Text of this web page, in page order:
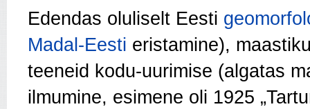
Edendas oluliselt Eesti
Madal-Eesti eristamine),
teeneid kodu-uurimise (algatas
ilmumine, esimene oli 1925